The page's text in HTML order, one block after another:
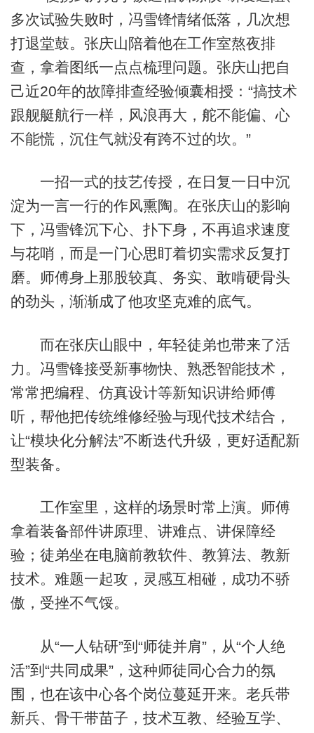
多次试验失败时，冯雪锋情绪低落，几次想
打退堂鼓。张庆山陪着他在工作室熬夜排
查，拿着图纸一点点梳理问题。张庆山把自
己近20年的故障排查经验倾囊相授：“搞技术
跟舰艇航行一样，风浪再大，舵不能偏、心
不能慌，沉住气就没有跨不过的坎。”
一招一式的技艺传授，在日复一日中沉
淀为一言一行的作风熏陶。在张庆山的影响
下，冯雪锋沉下心、扑下身，不再追求速度
与花哨，而是一门心思盯着切实需求反复打
磨。师傅身上那股较真、务实、敢啃硬骨头
的劲头，渐渐成了他攻坚克难的底气。
而在张庆山眼中，年轻徒弟也带来了活
力。冯雪锋接受新事物快、熟悉智能技术，
常常把编程、仿真设计等新知识讲给师傅
听，帮他把传统维修经验与现代技术结合，
让“模块化分解法”不断迭代升级，更好适配新
型装备。
工作室里，这样的场景时常上演。师傅
拿着装备部件讲原理、讲难点、讲保障经
验；徒弟坐在电脑前教软件、教算法、教新
技术。难题一起攻，灵感互相碰，成功不骄
傲，受挫不气馁。
从“一人钻研”到“师徒并肩”，从“个人绝
活”到“共同成果”，这种师徒同心合力的氛
围，也在该中心各个岗位蔓延开来。老兵带
新兵、骨干带苗子，技术互教、经验互学、